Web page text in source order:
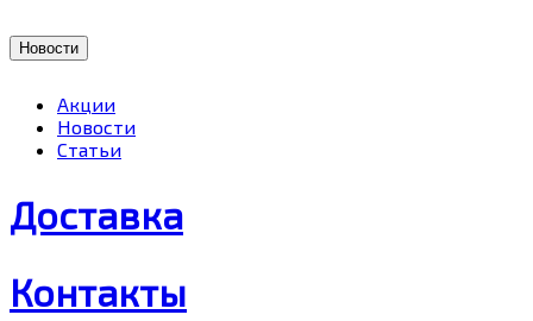
Новости
Акции
Новости
Статьи
Доставка
Контакты